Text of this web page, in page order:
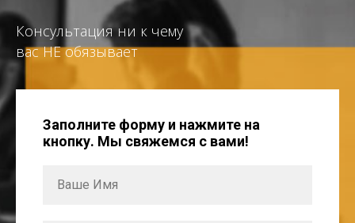
Консультация ни к чему
вас НЕ обязывает
Заполните форму и нажмите на
кнопку. Мы свяжемся с вами!
Ваше Имя